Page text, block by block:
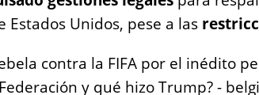
Estados Unidos, pese a las